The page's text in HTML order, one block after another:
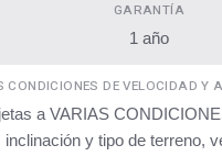
GARANTÍA
1 año
CONDICIONES DE VELOCIDAD Y
a VARIAS
inclinación y tipo de terreno,